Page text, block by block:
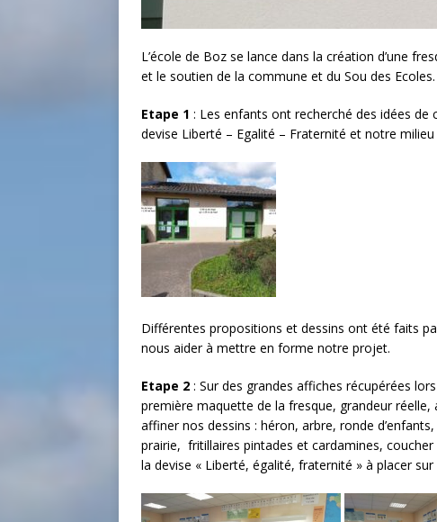
L’école de Boz se lance dans la création d’une
et le soutien de la commune et du Sou des Ecoles.
Etape 1 : Les enfants ont recherché des idées
devise Liberté – Egalité – Fraternité et notre milieu
Différentes propositions et dessins ont été faits
nous aider à mettre en forme notre projet.
Etape 2 : Sur des grandes affiches récupérées
première maquette de la fresque, grandeur
affiner nos dessins : héron, arbre, ronde
prairie, fritillaires pintades et cardamines,
la devise « Liberté, égalité, fraternité » à placer sur